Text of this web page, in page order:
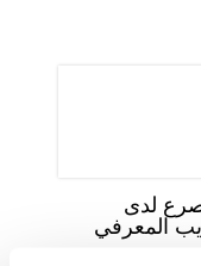
لدى
المعرفي